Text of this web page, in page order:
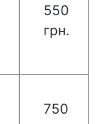
550
грн.
750